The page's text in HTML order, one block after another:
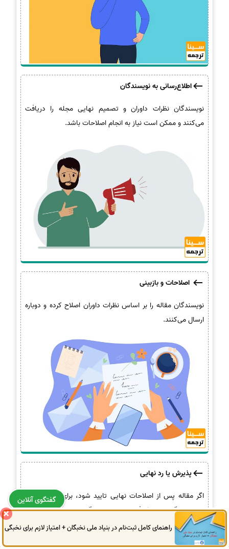
اطلاع‌رسانی به نویسندگان
نویسندگان نظرات داوران و تصمیم نهایی مجله را دریافت
می‌کنند و ممکن است نیاز به انجام اصلاحات باشد.
اصلاحات و بازبینی
نویسندگان مقاله را بر اساس نظرات داوران اصلاح کرده و دوباره
ارسال می‌کنند.
پذیرش یا رد نهایی
اگر مقاله پس از اصلاحات نهایی تایید شود، برای انتشار آماده
می‌شود. اگر مقاله پذیرفته نشود، نویسندگان می‌توانند مقاله را به
مجله دیگری ارسال کنند
04133250787
09149724522
راهنمای کامل ثبت‌نام در بنیاد ملی نخبگان + امتیاز لازم برای نخبگی
گفتگوی آنلاین